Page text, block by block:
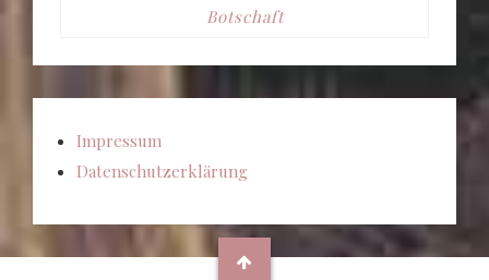
Botschaft
Impressum
Datenschutzerklärung